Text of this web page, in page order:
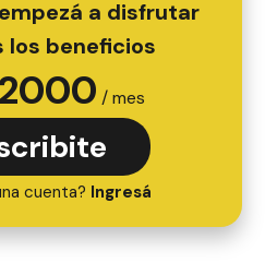
a disfrutar
los beneficios
2000 / mes
cuenta? Ingresá